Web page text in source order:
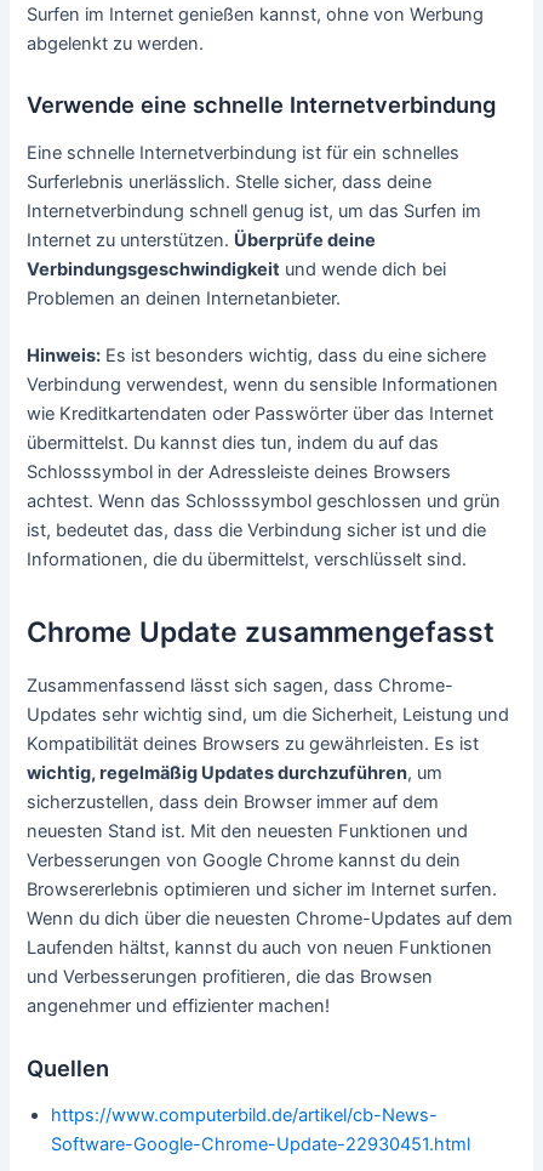
Surfen im Internet genießen kannst, ohne von Werbung
abgelenkt zu werden.
Verwende eine schnelle Internetverbindung
Eine schnelle Internetverbindung ist für ein schnelles
Surferlebnis unerlässlich. Stelle sicher, dass deine
Internetverbindung schnell genug ist, um das Surfen im
Internet zu unterstützen. Überprüfe deine
Verbindungsgeschwindigkeit und wende dich bei
Problemen an deinen Internetanbieter.
Hinweis: Es ist besonders wichtig, dass du eine sichere
Verbindung verwendest, wenn du sensible Informationen
wie Kreditkartendaten oder Passwörter über das Internet
übermittelst. Du kannst dies tun, indem du auf das
Schlosssymbol in der Adressleiste deines Browsers
achtest. Wenn das Schlosssymbol geschlossen und grün
ist, bedeutet das, dass die Verbindung sicher ist und die
Informationen, die du übermittelst, verschlüsselt sind.
Chrome Update zusammengefasst
Zusammenfassend lässt sich sagen, dass Chrome-
Updates sehr wichtig sind, um die Sicherheit, Leistung und
Kompatibilität deines Browsers zu gewährleisten. Es ist
wichtig, regelmäßig Updates durchzuführen, um
sicherzustellen, dass dein Browser immer auf dem
neuesten Stand ist. Mit den neuesten Funktionen und
Verbesserungen von Google Chrome kannst du dein
Browsererlebnis optimieren und sicher im Internet surfen.
Wenn du dich über die neuesten Chrome-Updates auf dem
Laufenden hältst, kannst du auch von neuen Funktionen
und Verbesserungen profitieren, die das Browsen
angenehmer und effizienter machen!
Quellen
https://www.computerbild.de/artikel/cb-News-
Software-Google-Chrome-Update-22930451.html